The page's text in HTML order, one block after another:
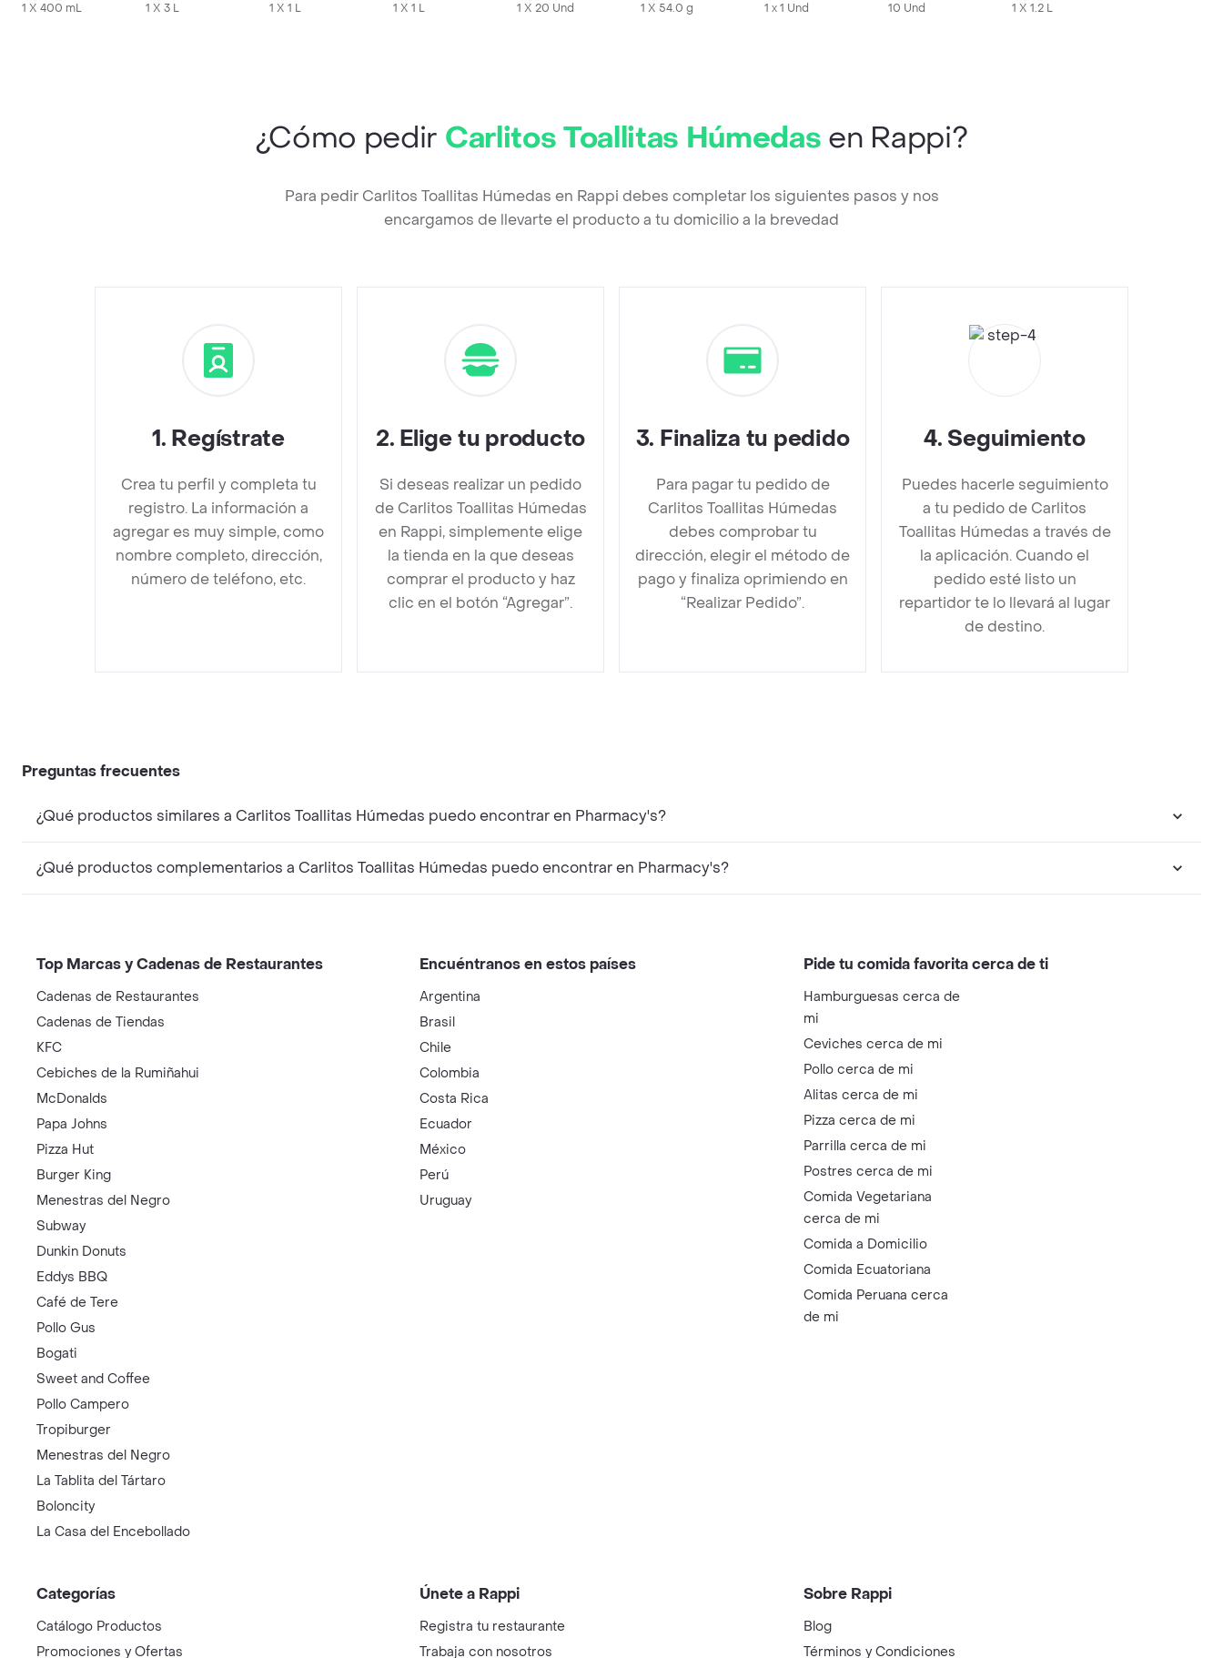
1 X 400 mL
1 X 3 L
1 X 1 L
1 X 1 L
1 X 20 Und
1 X 54.0 g
1 x 1 Und
10 Und
1 X 1.2 L
¿Cómo pedir Carlitos Toallitas Húmedas en Rappi?
Para pedir Carlitos Toallitas Húmedas en Rappi debes completar los siguientes pasos y nos
encargamos de llevarte el producto a tu domicilio a la brevedad
1. Regístrate
Crea tu perfil y completa tu
registro. La información a
agregar es muy simple, como
nombre completo, dirección,
número de teléfono, etc.
2. Elige tu producto
Si deseas realizar un pedido
de Carlitos Toallitas Húmedas
en Rappi, simplemente elige
la tienda en la que deseas
comprar el producto y haz
clic en el botón “Agregar”.
3. Finaliza tu pedido
Para pagar tu pedido de
Carlitos Toallitas Húmedas
debes comprobar tu
dirección, elegir el método de
pago y finaliza oprimiendo en
“Realizar Pedido”.
4. Seguimiento
Puedes hacerle seguimiento
a tu pedido de Carlitos
Toallitas Húmedas a través de
la aplicación. Cuando el
pedido esté listo un
repartidor te lo llevará al lugar
de destino.
Preguntas frecuentes
¿Qué productos similares a Carlitos Toallitas Húmedas puedo encontrar en Pharmacy's?
¿Qué productos complementarios a Carlitos Toallitas Húmedas puedo encontrar en Pharmacy's?
Top Marcas y Cadenas de Restaurantes
Cadenas de Restaurantes
Cadenas de Tiendas
KFC
Cebiches de la Rumiñahui
McDonalds
Papa Johns
Pizza Hut
Burger King
Menestras del Negro
Subway
Dunkin Donuts
Eddys BBQ
Café de Tere
Pollo Gus
Bogati
Sweet and Coffee
Pollo Campero
Tropiburger
Menestras del Negro
La Tablita del Tártaro
Boloncity
La Casa del Encebollado
Encuéntranos en estos países
Argentina
Brasil
Chile
Colombia
Costa Rica
Ecuador
México
Perú
Uruguay
Pide tu comida favorita cerca de ti
Hamburguesas cerca de
mi
Ceviches cerca de mi
Pollo cerca de mi
Alitas cerca de mi
Pizza cerca de mi
Parrilla cerca de mi
Postres cerca de mi
Comida Vegetariana
cerca de mi
Comida a Domicilio
Comida Ecuatoriana
Comida Peruana cerca
de mi
Categorías
Catálogo Productos
Promociones y Ofertas
Únete a Rappi
Registra tu restaurante
Trabaja con nosotros
Sobre Rappi
Blog
Términos y Condiciones